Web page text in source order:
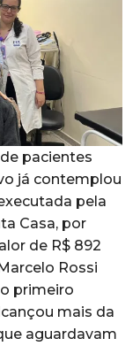
pacientes
já contemplou
pela
Casa, por
de R$ 892
Rossi
primeiro
mais da
aguardavam